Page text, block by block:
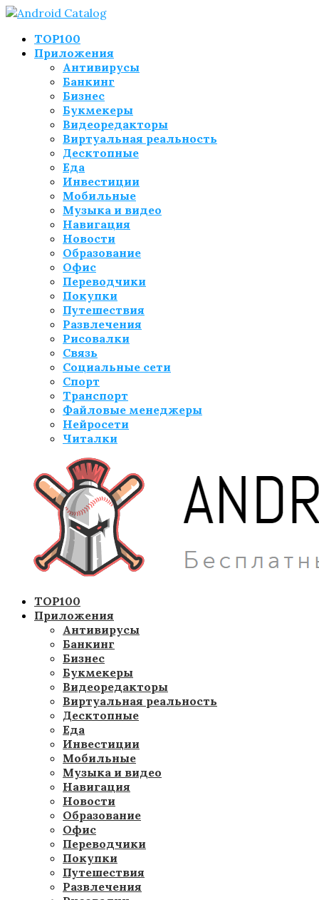
TOP100
Приложения
Антивирусы
Банкинг
Бизнес
Букмекеры
Видеоредакторы
Виртуальная реальность
Десктопные
Еда
Инвестиции
Мобильные
Музыка и видео
Навигация
Новости
Образование
Офис
Переводчики
Покупки
Путешествия
Развлечения
Рисовалки
Связь
Социальные сети
Спорт
Транспорт
Файловые менеджеры
Нейросети
Читалки
TOP100
Приложения
Антивирусы
Банкинг
Бизнес
Букмекеры
Видеоредакторы
Виртуальная реальность
Десктопные
Еда
Инвестиции
Мобильные
Музыка и видео
Навигация
Новости
Образование
Офис
Переводчики
Покупки
Путешествия
Развлечения